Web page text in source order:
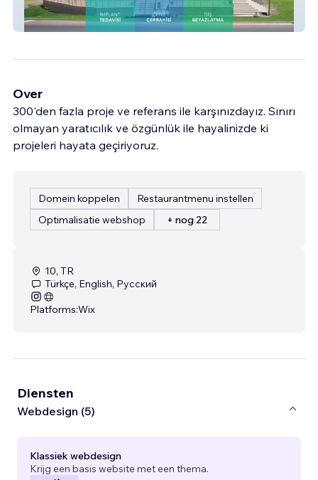
Altınova Diş
Over
300'den fazla proje ve referans ile karşınızdayız. Sınırı
olmayan yaratıcılık ve özgünlük ile hayalinizde ki
projeleri hayata geçiriyoruz.
Domein koppelen
Restaurantmenu instellen
Optimalisatie webshop
+ nog 22
10, TR
Türkçe, English, Русский
Platforms:Wix
Diensten
Webdesign (5)
Klassiek webdesign
Krijg een basis website met een thema.